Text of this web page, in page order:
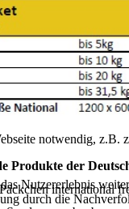
Produkte der
international
Besuchern ein
Drittland
notwendig, z.B.
Nutzererlebnis
durch die